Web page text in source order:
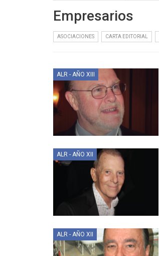
Empresarios
ASOCIACIONES CARTA EDITORIAL
ALR - AÑO XIII
ALR - AÑO XII
ALR - AÑO XII